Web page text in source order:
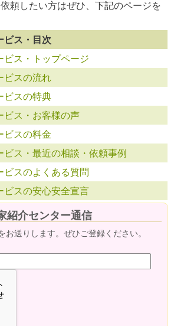
頼したい方はぜひ、下記のページを
ビス・目次
ス・トップページ
ビスの流れ
ビスの特典
ビス・お客様の声
ビスの料金
ス・最近の相談・依頼事例
スのよくある質問
ビスの安心安全宣言
紹介センター通信
お送りします。ぜひご登録ください。